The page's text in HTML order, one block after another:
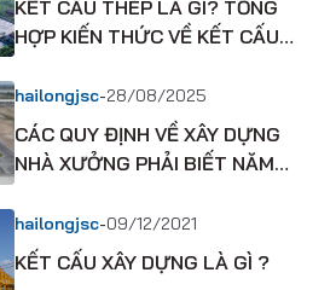
KẾT CẤU THÉP LÀ GÌ? TỔNG
HỢP KIẾN THỨC VỀ KẾT CẤU
hailongjsc-28/08/2025
CÁC QUY ĐỊNH VỀ XÂY DỰNG
NHÀ XƯỞNG PHẢI BIẾT NĂM
hailongjsc-09/12/2021
KẾT CẤU XÂY DỰNG LÀ GÌ ?